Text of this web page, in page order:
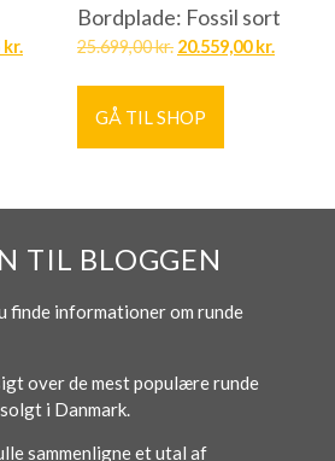
kr.
Bordplade: Fossil sort
25.699,00kr. 20.559,00kr.
GÅ TIL SHOP
TIL BLOGGEN
finde informationer om runde
over de mest populære runde
i Danmark.
sammenligne et utal af